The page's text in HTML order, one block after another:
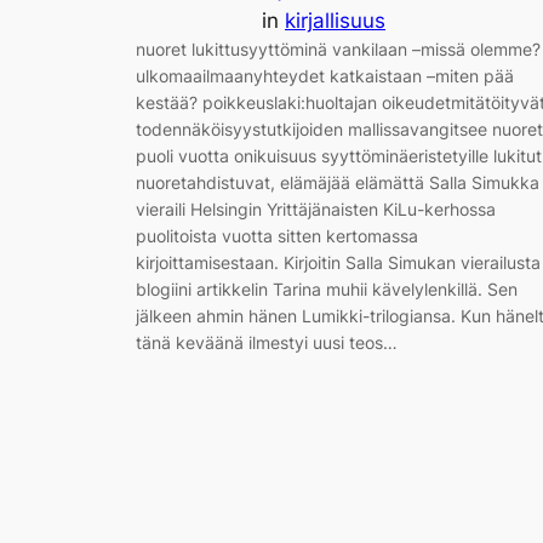
in kirjallisuus
nuoret lukittusyyttöminä vankilaan –missä olemme?
ulkomaailmaanyhteydet katkaistaan –miten pää
kestää? poikkeuslaki:huoltajan
todennäköisyystutkijoiden mallissavangitsee nuoret
puoli vuotta onikuisuus syyttöminäeristetyille lukitut
nuoretahdistuvat, elämäjää elämättä Salla Simukka
vieraili Helsingin Yrittäjänaisten KiLu-kerhossa
puolitoista vuotta sitten kertomassa
kirjoittamisestaan. Kirjoitin Salla Simukan vierailusta
blogiini artikkelin Tarina muhii kävelylenkillä. Sen
jälkeen ahmin hänen Lumikki-trilogiansa. Kun
tänä keväänä ilmestyi uusi teos…